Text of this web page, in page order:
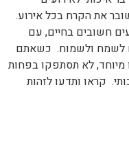
את הקרח בכל אירוע.
חשובים בחיים, עם
לשמח ולשמוח. כשאתם
מיוחד, לא תסתפקו בפחות
קראו ותדעו לזהות